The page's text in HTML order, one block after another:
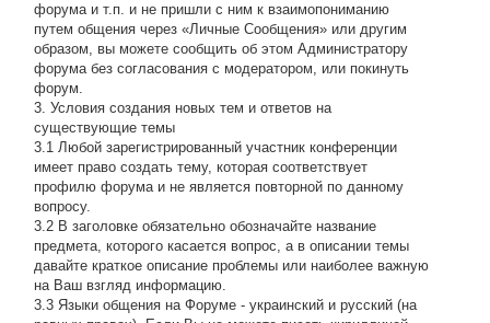
форума и т.п. и не пришли с ним к взаимопониманию
путем общения через «Личные Сообщения» или другим
образом, вы можете сообщить об этом Администратору
форума без согласования с модератором, или покинуть
форум.
3. Условия создания новых тем и ответов на
существующие темы
3.1 Любой зарегистрированный участник конференции
имеет право создать тему, которая соответствует
профилю форума и не является повторной по данному
вопросу.
3.2 В заголовке обязательно обозначайте название
предмета, которого касается вопрос, а в описании темы
давайте краткое описание проблемы или наиболее важную
на Ваш взгляд информацию.
3.3 Языки общения на Форуме - украинский и русский (на